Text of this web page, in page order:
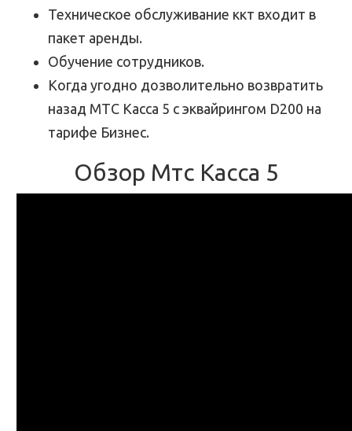
Техническое обслуживание ккт входит в
пакет аренды.
Обучение сотрудников.
Когда угодно дозволительно возвратить
назад МТС Касса 5 с эквайрингом D200 на
тарифе Бизнес.
Обзор Мтс Касса 5